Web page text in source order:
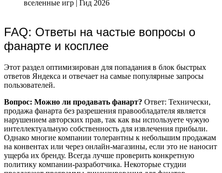
FAQ: Ответы на частые вопросы о
фанарте и косплее
Этот раздел оптимизирован для попадания в блок быстрых
ответов Яндекса и отвечает на самые популярные запросы
пользователей.
Вопрос: Можно ли продавать фанарт? Ответ: Технически,
продажа фанарта без разрешения правообладателя является
нарушением авторских прав, так как вы используете чужую
интеллектуальную собственность для извлечения прибыли.
Однако многие компании толерантны к небольшим продажам
на конвентах или через онлайн-магазины, если это не наносит
ущерба их бренду. Всегда лучше проверить конкретную
политику компании-разработчика. Некоторые студии